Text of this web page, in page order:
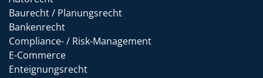
Baurecht / Planungsrecht
Bankenrecht
Compliance- / Risk-Management
E-Commerce
Enteignungsrecht